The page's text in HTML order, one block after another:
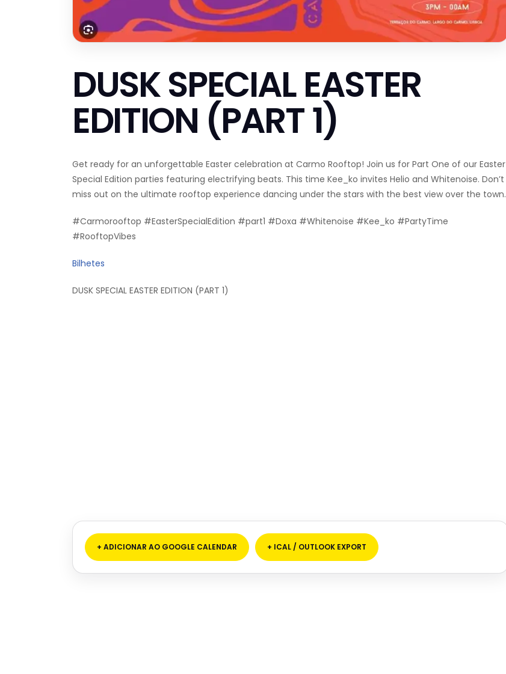
DUSK SPECIAL EASTER
EDITION (PART 1)
Get ready for an unforgettable Easter celebration at Carmo Rooftop! Join us for Part One of our Easter
Special Edition parties featuring electrifying beats. This time Kee_ko invites Helio and Whitenoise. Don’t
miss out on the ultimate rooftop experience dancing under the stars with the best view over the town.
#Carmorooftop #EasterSpecialEdition #part1 #Doxa #Whitenoise #Kee_ko #PartyTime
#RooftopVibes
Bilhetes
DUSK SPECIAL EASTER EDITION (PART 1)
+ ADICIONAR AO GOOGLE CALENDAR + ICAL / OUTLOOK EXPORT